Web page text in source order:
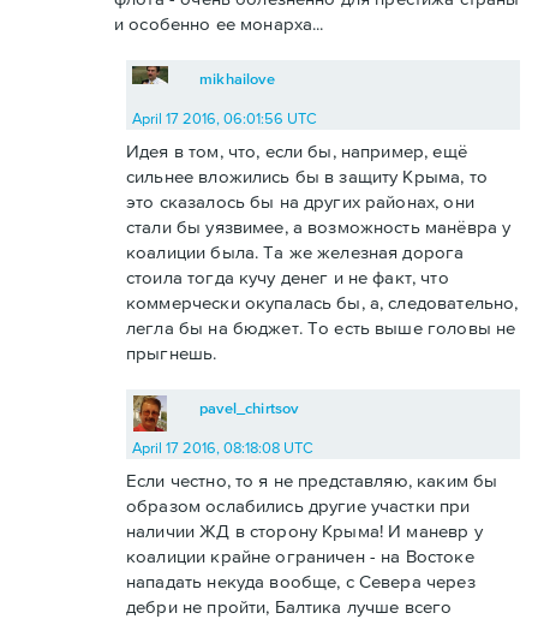
и особенно ее монарха...
mikhailove
April 17 2016, 06:01:56 UTC
Идея в том, что, если бы, например, ещё
сильнее вложились бы в защиту Крыма, то
это сказалось бы на других районах, они
стали бы уязвимее, а возможность манёвра у
коалиции была. Та же железная дорога
стоила тогда кучу денег и не факт, что
коммерчески окупалась бы, а, следовательно,
легла бы на бюджет. То есть выше головы не
прыгнешь.
pavel_chirtsov
April 17 2016, 08:18:08 UTC
Если честно, то я не представляю, каким бы
образом ослабились другие участки при
наличии ЖД в сторону Крыма! И маневр у
коалиции крайне ограничен - на Востоке
нападать некуда вообще, с Севера через
дебри не пройти, Балтика лучше всего